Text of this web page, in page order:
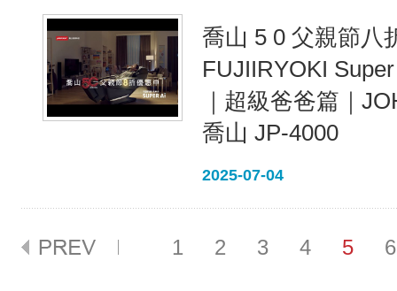
喬山 5 0 父親節八
FUJIIRYOKI
｜超級爸爸篇｜
喬山 JP-4000
2025-07-04
1 2 3 4 5 6